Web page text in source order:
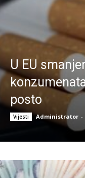
U EU
posto
Vijesti Administrator -